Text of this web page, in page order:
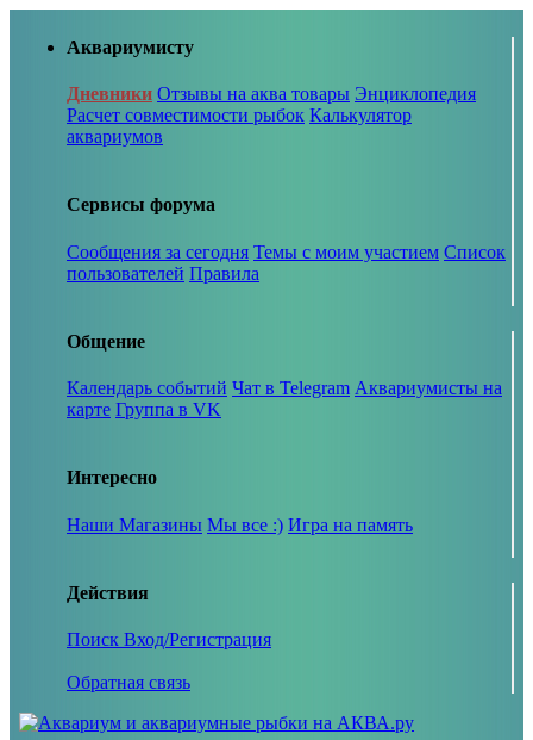
Аквариумисту
Дневники Отзывы на аква товары Энциклопедия
Расчет совместимости рыбок Калькулятор
аквариумов
Сервисы форума
Сообщения за сегодня Темы с моим участием Список
пользователей Правила
Общение
Календарь событий Чат в Telegram Аквариумисты на
карте Группа в VK
Интересно
Наши Магазины Мы все :) Игра на память
Действия
Поиск Вход/Регистрация
Обратная связь